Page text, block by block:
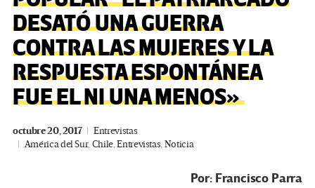
DESATÓ UNA GUERRA
CONTRA LAS MUJERES Y LA
RESPUESTA ESPONTÁNEA
FUE EL NI UNA MENOS»
octubre 20, 2017
Entrevistas
América del Sur,Chile,Entrevistas,Noticia
Por: Francisco Parra